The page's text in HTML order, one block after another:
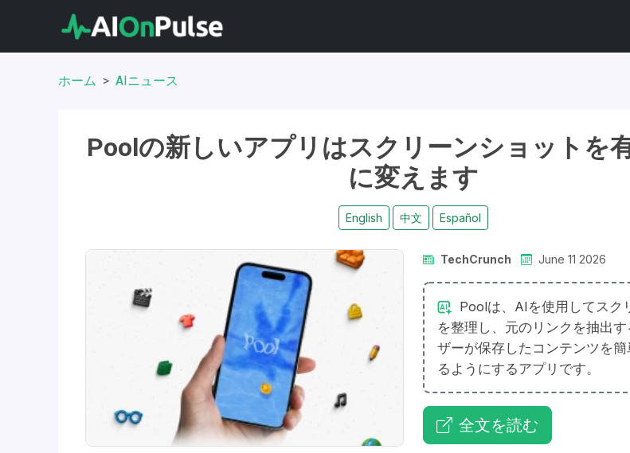
ホーム AIニュース
Poolの新しいアプリはスクリーンショットを
に変えます
English 中文 Español
TechCrunch June 11 2026
Poolは、AIを使用してスク
を整理し、元のリンクを抽出
ザーが保存したコンテンツを
るようにするアプリです。
全文を読む